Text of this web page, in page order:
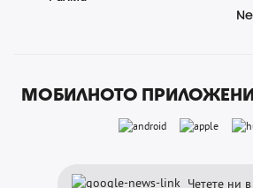
МОБИЛНОТО
Четете ни